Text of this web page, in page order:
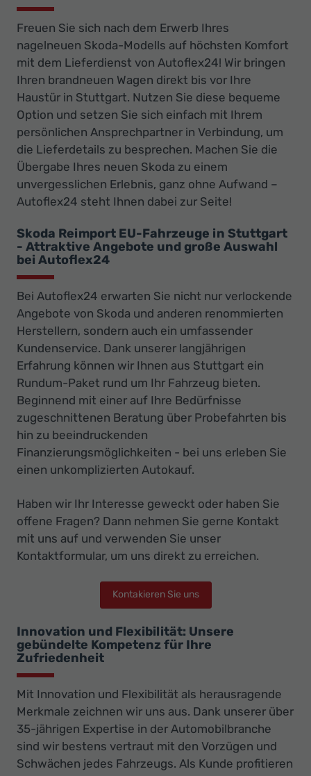
Freuen Sie sich nach dem Erwerb Ihres
nagelneuen Skoda-Modells auf höchsten Komfort
mit dem Lieferdienst von Autoflex24! Wir bringen
Ihren brandneuen Wagen direkt bis vor Ihre
Haustür in Stuttgart. Nutzen Sie diese bequeme
Option und setzen Sie sich einfach mit Ihrem
persönlichen Ansprechpartner in Verbindung, um
die Lieferdetails zu besprechen. Machen Sie die
Übergabe Ihres neuen Skoda zu einem
unvergesslichen Erlebnis, ganz ohne Aufwand –
Autoflex24 steht Ihnen dabei zur Seite!
Skoda Reimport EU-Fahrzeuge in Stuttgart
- Attraktive Angebote und große Auswahl
bei Autoflex24
Bei Autoflex24 erwarten Sie nicht nur verlockende
Angebote von Skoda und anderen renommierten
Herstellern, sondern auch ein umfassender
Kundenservice. Dank unserer langjährigen
Erfahrung können wir Ihnen aus Stuttgart ein
Rundum-Paket rund um Ihr Fahrzeug bieten.
Beginnend mit einer auf Ihre Bedürfnisse
zugeschnittenen Beratung über Probefahrten bis
hin zu beeindruckenden
Finanzierungsmöglichkeiten - bei uns erleben Sie
einen unkomplizierten Autokauf.
Haben wir Ihr Interesse geweckt oder haben Sie
offene Fragen? Dann nehmen Sie gerne Kontakt
mit uns auf und verwenden Sie unser
Kontaktformular, um uns direkt zu erreichen.
Kontakieren Sie uns
Innovation und Flexibilität: Unsere
gebündelte Kompetenz für Ihre
Zufriedenheit
Mit Innovation und Flexibilität als herausragende
Merkmale zeichnen wir uns aus. Dank unserer über
35-jährigen Expertise in der Automobilbranche
sind wir bestens vertraut mit den Vorzügen und
Schwächen jedes Fahrzeugs. Als Kunde profitieren